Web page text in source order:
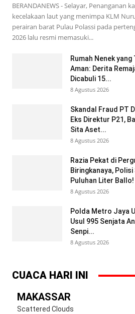
BERANDANEWS - Selayar, Penanganan
kecelakaan laut yang menimpa KLM
perairan barat Pulau Polassi pada
2026 lalu resmi memasuki...
Rumah Nenek yang
Aman: Derita
Dicabuli 15...
8 Agustus 2026
Skandal Fraud PT
Eks Direktur P21,
Sita Aset...
8 Agustus 2026
Razia Pekat di
Biringkanaya, Polisi
Puluhan Liter Ballo!
8 Agustus 2026
Polda Metro Jaya
Usul 995 Senjata
Senpi...
8 Agustus 2026
CUACA HARI INI
MAKASSAR
Scattered Clouds